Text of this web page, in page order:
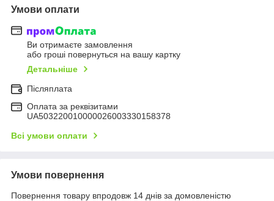
Умови оплати
Ви отримаєте замовлення
або гроші повернуться на вашу картку
Детальніше
Післяплата
Оплата за реквізитами
UA503220010000026003330158378
Всі умови оплати
Умови повернення
Повернення товару впродовж 14 днів за домовленістю